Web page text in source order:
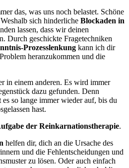
das, was uns noch belastet. Schöne
sich hinderliche Blockaden in
lassen, dass wir deinen
Durch geschickte Fragetechniken
Prozesslenkung kann ich dir
heranzukommen und die
in einem anderen. Es wird immer
dazu gefunden. Denn
es so lange immer wieder auf, bis du
hast.
der Reinkarnationstherapie.
helfen dir, dich an die Ursache des
und die Fehlentscheidungen und
zu lösen. Oder auch einfach